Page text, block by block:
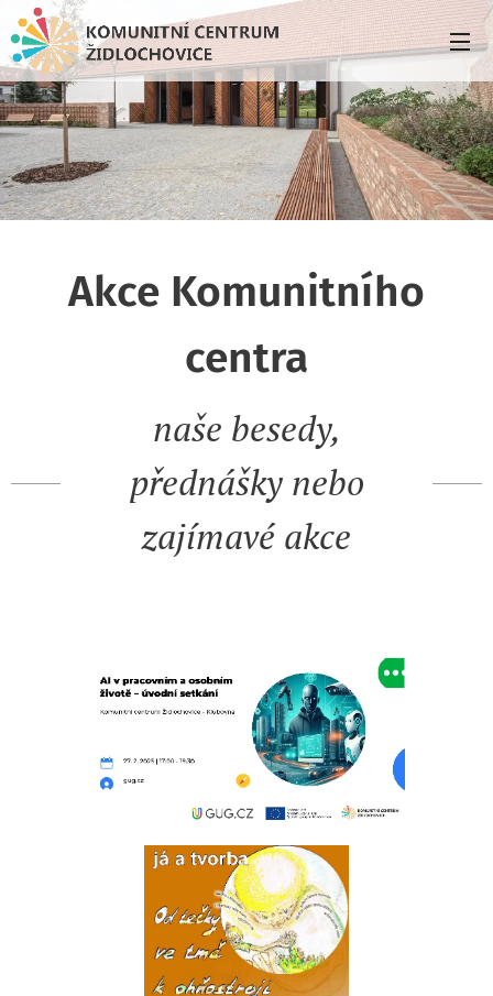
Akce Komunitního
centra
naše besedy,
přednášky nebo
zajímavé akce